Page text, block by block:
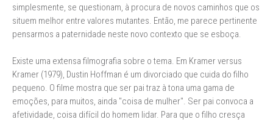
simplesmente, se questionam, à procura de novos caminhos que os
situem melhor entre valores mutantes. Então, me parece pertinente
pensarmos a paternidade neste novo contexto que se esboça.
Existe uma extensa filmografia sobre o tema. Em Kramer versus
Kramer (1979), Dustin Hoffman é um divorciado que cuida do filho
pequeno. O filme mostra que ser pai traz à tona uma gama de
emoções, para muitos, ainda "coisa de mulher". Ser pai convoca a
afetividade, coisa difícil do homem lidar. Para que o filho cresça